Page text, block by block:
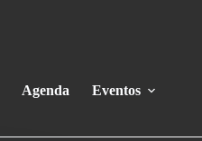
Agenda Eventos